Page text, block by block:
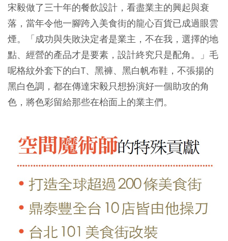
宋毅做了三十年的餐飲設計，看盡業主的興起與衰
落，當年令他一腳跨入美食街的龍心百貨已成過眼雲
煙。「成功與失敗決定者是業主，不在我，選擇的地
點、經營的產品才是要素，設計終究只是配角。」毛
呢格紋外套下的白T、黑褲、黑白帆布鞋，不張揚的
黑白色調，都在傳達宋毅只想扮演好一個助攻的角
色，將色彩留給那些在枱面上的業主們。